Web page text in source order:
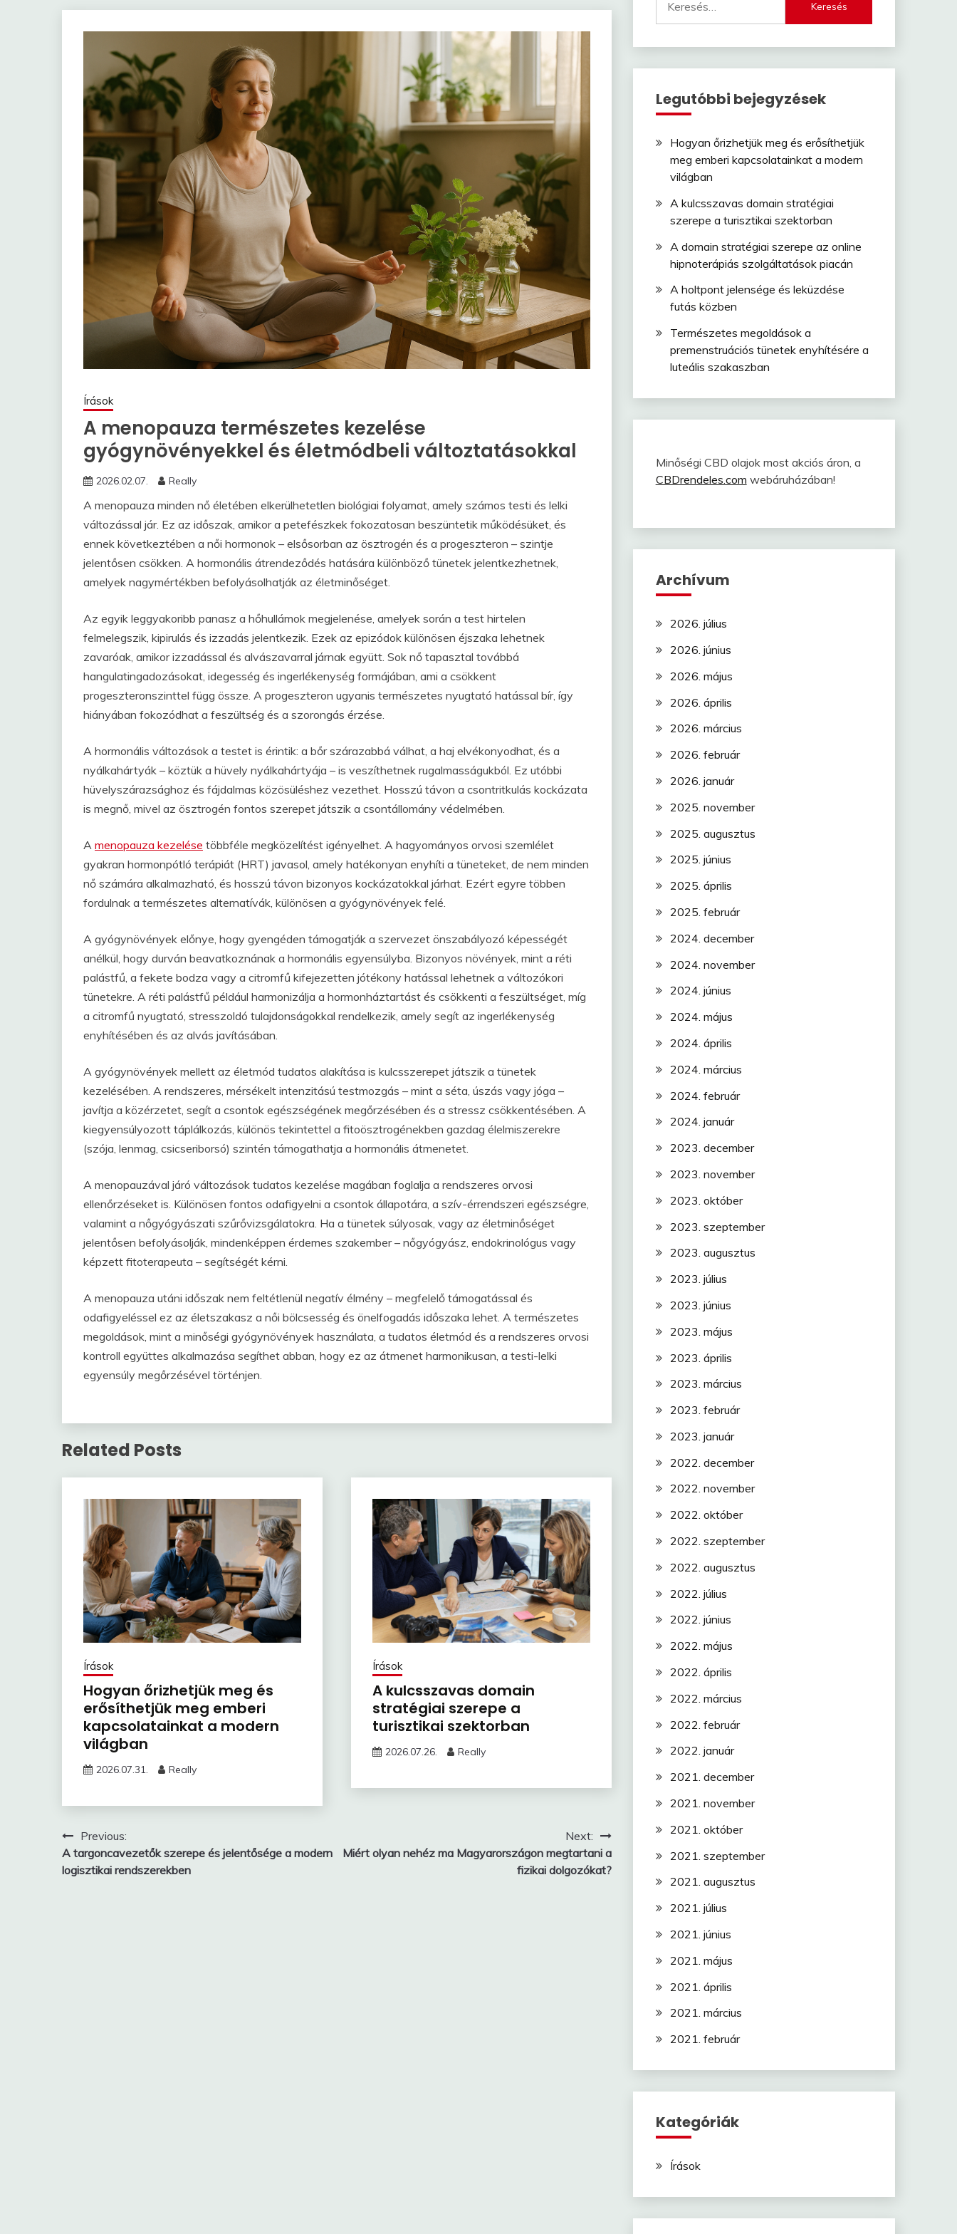
Írások
A menopauza természetes kezelése
gyógynövényekkel és életmódbeli változtatásokkal
2026.02.07. Really
A menopauza minden nő életében elkerülhetetlen biológiai folyamat, amely számos testi és lelki
változással jár. Ez az időszak, amikor a petefészkek fokozatosan beszüntetik működésüket, és
ennek következtében a női hormonok – elsősorban az ösztrogén és a progeszteron – szintje
jelentősen csökken. A hormonális átrendeződés hatására különböző tünetek jelentkezhetnek,
amelyek nagymértékben befolyásolhatják az életminőséget.
Az egyik leggyakoribb panasz a hőhullámok megjelenése, amelyek során a test hirtelen
felmelegszik, kipirulás és izzadás jelentkezik. Ezek az epizódok különösen éjszaka lehetnek
zavaróak, amikor izzadással és alvászavarral járnak együtt. Sok nő tapasztal továbbá
hangulatingadozásokat, idegesség és ingerlékenység formájában, ami a csökkent
progeszteronszinttel függ össze. A progeszteron ugyanis természetes nyugtató hatással bír, így
hiányában fokozódhat a feszültség és a szorongás érzése.
A hormonális változások a testet is érintik: a bőr szárazabbá válhat, a haj elvékonyodhat, és a
nyálkahártyák – köztük a hüvely nyálkahártyája – is veszíthetnek rugalmasságukból. Ez utóbbi
hüvelyszárazsághoz és fájdalmas közösüléshez vezethet. Hosszú távon a csontritkulás kockázata
is megnő, mivel az ösztrogén fontos szerepet játszik a csontállomány védelmében.
A menopauza kezelése többféle megközelítést igényelhet. A hagyományos orvosi szemlélet
gyakran hormonpótló terápiát (HRT) javasol, amely hatékonyan enyhíti a tüneteket, de nem minden
nő számára alkalmazható, és hosszú távon bizonyos kockázatokkal járhat. Ezért egyre többen
fordulnak a természetes alternatívák, különösen a gyógynövények felé.
A gyógynövények előnye, hogy gyengéden támogatják a szervezet önszabályozó képességét
anélkül, hogy durván beavatkoznának a hormonális egyensúlyba. Bizonyos növények, mint a réti
palástfű, a fekete bodza vagy a citromfű kifejezetten jótékony hatással lehetnek a változókori
tünetekre. A réti palástfű például harmonizálja a hormonháztartást és csökkenti a feszültséget, míg
a citromfű nyugtató, stresszoldó tulajdonságokkal rendelkezik, amely segít az ingerlékenység
enyhítésében és az alvás javításában.
A gyógynövények mellett az életmód tudatos alakítása is kulcsszerepet játszik a tünetek
kezelésében. A rendszeres, mérsékelt intenzitású testmozgás – mint a séta, úszás vagy jóga –
javítja a közérzetet, segít a csontok egészségének megőrzésében és a stressz csökkentésében. A
kiegyensúlyozott táplálkozás, különös tekintettel a fitoösztrogénekben gazdag élelmiszerekre
(szója, lenmag, csicseriborsó) szintén támogathatja a hormonális átmenetet.
A menopauzával járó változások tudatos kezelése magában foglalja a rendszeres orvosi
ellenőrzéseket is. Különösen fontos odafigyelni a csontok állapotára, a szív-érrendszeri egészségre,
valamint a nőgyógyászati szűrővizsgálatokra. Ha a tünetek súlyosak, vagy az életminőséget
jelentősen befolyásolják, mindenképpen érdemes szakember – nőgyógyász, endokrinológus vagy
képzett fitoterapeuta – segítségét kérni.
A menopauza utáni időszak nem feltétlenül negatív élmény – megfelelő támogatással és
odafigyeléssel ez az életszakasz a női bölcsesség és önelfogadás időszaka lehet. A természetes
megoldások, mint a minőségi gyógynövények használata, a tudatos életmód és a rendszeres orvosi
kontroll együttes alkalmazása segíthet abban, hogy ez az átmenet harmonikusan, a testi-lelki
egyensúly megőrzésével történjen.
Related Posts
Írások
Hogyan őrizhetjük meg és
erősíthetjük meg emberi
kapcsolatainkat a modern
világban
2026.07.31. Really
Írások
A kulcsszavas domain
stratégiai szerepe a
turisztikai szektorban
2026.07.26. Really
Bejegyzés
navigáció
Previous:
A targoncavezetők szerepe és jelentősége a modern
logisztikai rendszerekben
Next:
Miért olyan nehéz ma Magyarországon megtartani a
fizikai dolgozókat?
Legutóbbi bejegyzések
Hogyan őrizhetjük meg és erősíthetjük
meg emberi kapcsolatainkat a modern
világban
A kulcsszavas domain stratégiai
szerepe a turisztikai szektorban
A domain stratégiai szerepe az online
hipnoterápiás szolgáltatások piacán
A holtpont jelensége és leküzdése
futás közben
Természetes megoldások a
premenstruációs tünetek enyhítésére a
luteális szakaszban
Minőségi CBD olajok most akciós áron, a
CBDrendeles.com webáruházában!
Archívum
2026. július
2026. június
2026. május
2026. április
2026. március
2026. február
2026. január
2025. november
2025. augusztus
2025. június
2025. április
2025. február
2024. december
2024. november
2024. június
2024. május
2024. április
2024. március
2024. február
2024. január
2023. december
2023. november
2023. október
2023. szeptember
2023. augusztus
2023. július
2023. június
2023. május
2023. április
2023. március
2023. február
2023. január
2022. december
2022. november
2022. október
2022. szeptember
2022. augusztus
2022. július
2022. június
2022. május
2022. április
2022. március
2022. február
2022. január
2021. december
2021. november
2021. október
2021. szeptember
2021. augusztus
2021. július
2021. június
2021. május
2021. április
2021. március
2021. február
Kategóriák
Írások